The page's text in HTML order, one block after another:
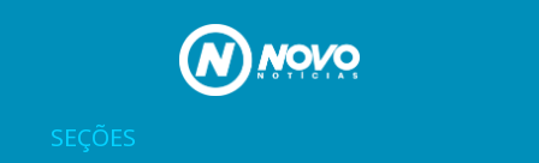
SEÇÕES